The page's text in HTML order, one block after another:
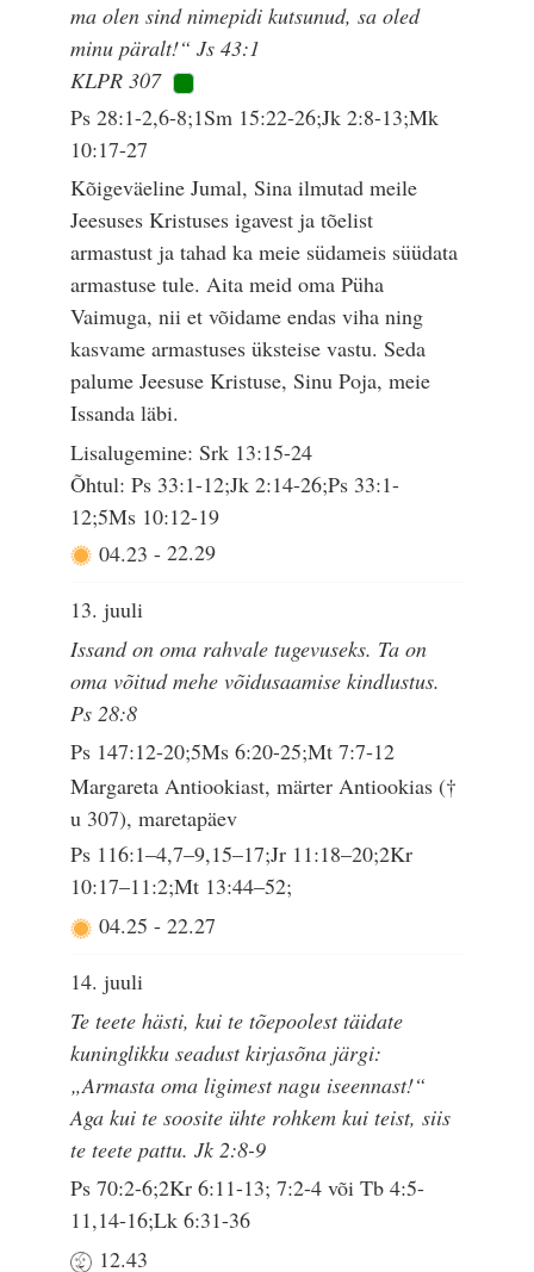
ma olen sind nimepidi kutsunud, sa oled
minu päralt!“ Js 43:1
KLPR 307
Ps 28:1-2,6-8;1Sm 15:22-26;Jk 2:8-13;Mk
10:17-27
Kõigeväeline Jumal, Sina ilmutad meile
Jeesuses Kristuses igavest ja tõelist
armastust ja tahad ka meie südameis süüdata
armastuse tule. Aita meid oma Püha
Vaimuga, nii et võidame endas viha ning
kasvame armastuses üksteise vastu. Seda
palume Jeesuse Kristuse, Sinu Poja, meie
Issanda läbi.
Lisalugemine: Srk 13:15-24
Õhtul: Ps 33:1-12;Jk 2:14-26;Ps 33:1-
12;5Ms 10:12-19
04.23 - 22.29
13. juuli
Issand on oma rahvale tugevuseks. Ta on
oma võitud mehe võidusaamise kindlustus.
Ps 28:8
Ps 147:12-20;5Ms 6:20-25;Mt 7:7-12
Margareta Antiookiast, märter Antiookias (†
u 307), maretapäev
Ps 116:1–4,7–9,15–17;Jr 11:18–20;2Kr
10:17–11:2;Mt 13:44–52;
04.25 - 22.27
14. juuli
Te teete hästi, kui te tõepoolest täidate
kuninglikku seadust kirjasõna järgi:
„Armasta oma ligimest nagu iseennast!“
Aga kui te soosite ühte rohkem kui teist, siis
te teete pattu. Jk 2:8-9
Ps 70:2-6;2Kr 6:11-13; 7:2-4 või Tb 4:5-
11,14-16;Lk 6:31-36
12.43